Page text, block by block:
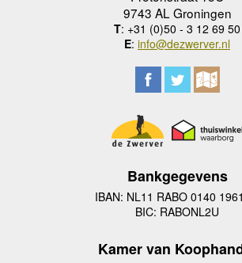
9743 AL Groningen
T: +31 (0)50 - 3 12 69 50
E: info@dezwerver.nl
Bankgegevens
IBAN: NL11 RABO 0140
BIC: RABONL2U
Kamer van